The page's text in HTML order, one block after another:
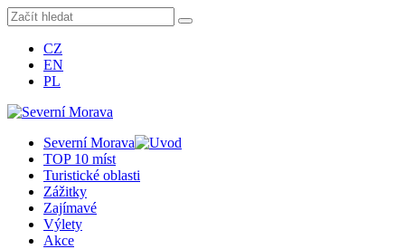
CZ
EN
PL
Severní Morava
TOP 10 míst
Turistické oblasti
Zážitky
Zajímavé
Výlety
Akce